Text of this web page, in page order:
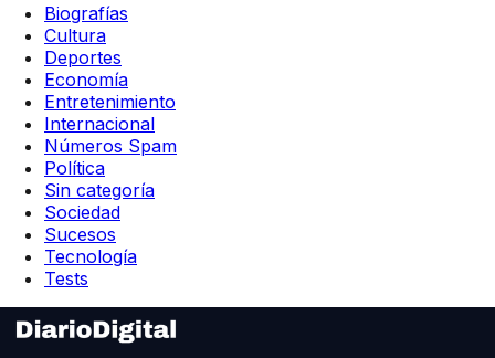
Biografías
Cultura
Deportes
Economía
Entretenimiento
Internacional
Números Spam
Política
Sin categoría
Sociedad
Sucesos
Tecnología
Tests